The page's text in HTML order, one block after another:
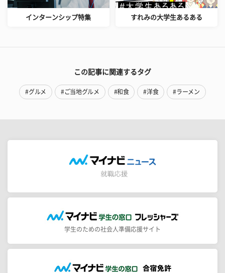
インターンシップ特集 すれみの大学生あるある
この記事に関連するタグ
#グルメ #ご当地グルメ #和食 #洋食 #ラーメン
学生のための社会人準備応援サイト